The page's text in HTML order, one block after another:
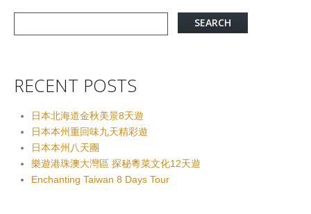
RECENT POSTS
日本北海道金秋美景8天遊
日本本州重回味九天精彩遊
日本本州八天團
樂遊港珠澳大灣區 探秘粵菜文化12天遊
Enchanting Taiwan 8 Days Tour